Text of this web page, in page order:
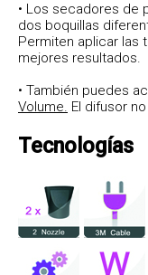
• Los secadores de
dos boquillas
Permiten aplicar las
mejores resultados.
• También puedes
Volume. El difusor
Tecnologías